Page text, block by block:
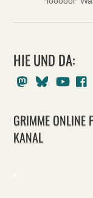
HIE UND DA:
MastodonBluesky
GRIMME ONLINE
KANAL